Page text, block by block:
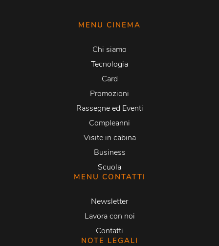
MENU CINEMA
Chi siamo
Tecnologia
Card
Promozioni
Rassegne ed Eventi
Compleanni
Visite in cabina
Business
Scuola
MENU CONTATTI
Newsletter
Lavora con noi
Contatti
NOTE LEGALI